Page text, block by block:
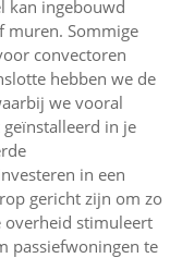
kan ingebouwd
muren. Sommige
convectoren
hebben we de
we vooral
in je
in een
gericht zijn om zo
overheid stimuleert
passiefwoningen te